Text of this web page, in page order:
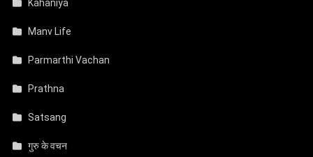
Kahaniya
Manv Life
Parmarthi Vachan
Prathna
Satsang
गुरु के वचन